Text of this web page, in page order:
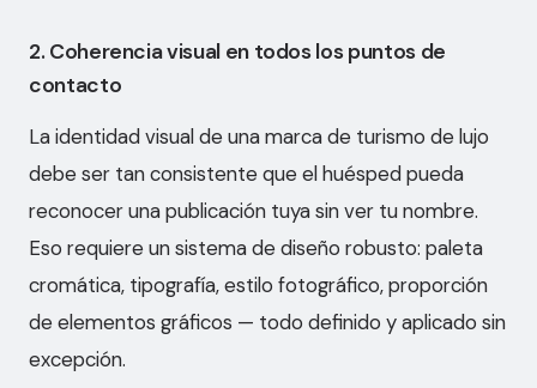
2. Coherencia visual en todos los puntos de
contacto
La identidad visual de una marca de turismo de lujo
debe ser tan consistente que el huésped pueda
reconocer una publicación tuya sin ver tu nombre.
Eso requiere un sistema de diseño robusto: paleta
cromática, tipografía, estilo fotográfico, proporción
de elementos gráficos — todo definido y aplicado sin
excepción.